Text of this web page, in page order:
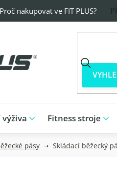
Proč nakupovat ve FIT PLUS?
Fitness stroje
pásy Skládací běžecký